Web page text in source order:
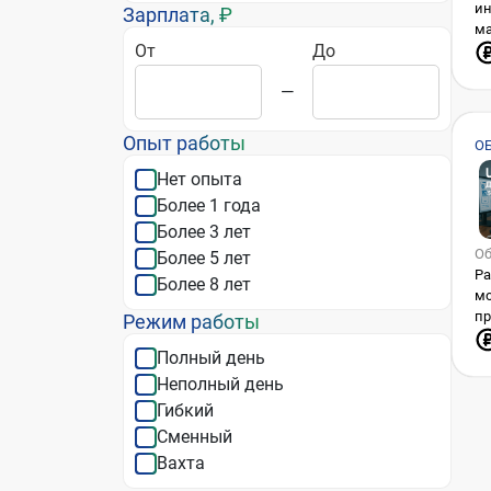
Зарплата, ₽
От
До
—
Опыт работы
Нет опыта
Более 1 года
Более 3 лет
Более 5 лет
Более 8 лет
Режим работы
Полный день
Неполный день
Гибкий
Сменный
Вахта